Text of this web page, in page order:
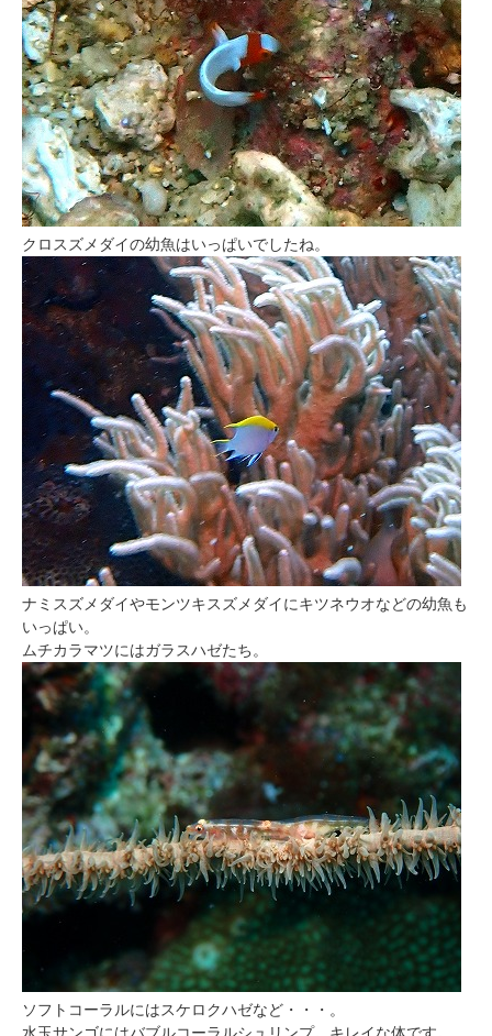
クロスズメダイの幼魚はいっぱいでしたね。
ナミスズメダイやモンツキスズメダイにキツネウオなどの幼魚も
いっぱい。
ムチカラマツにはガラスハゼたち。
ソフトコーラルにはスケロクハゼなど・・・。